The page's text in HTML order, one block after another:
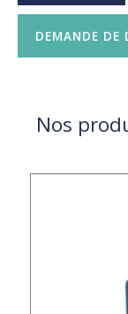
DEMANDE
Nos